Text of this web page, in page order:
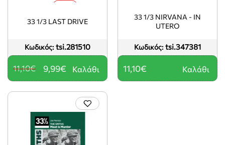
Κωδικός: tsi.281510
33 1/3 LAST DRIVE
9,99€
11,10€ Καλάθι
Κωδικός: tsi.347381
33 1/3 NIRVANA - IN
UTERO
11,10€ Καλάθι